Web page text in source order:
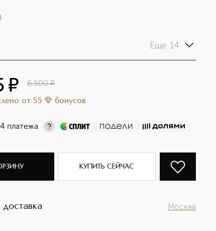
)
Еще 14
¤ 6 500 ¤
от 55 бонусов
платежа
КУПИТЬ СЕЙЧАС
Москва